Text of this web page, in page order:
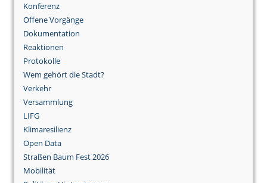
Konferenz
Offene Vorgänge
Dokumentation
Reaktionen
Protokolle
Wem gehört die Stadt?
Verkehr
Versammlung
LIFG
Klimaresilienz
Open Data
Straßen Baum Fest 2026
Mobilität